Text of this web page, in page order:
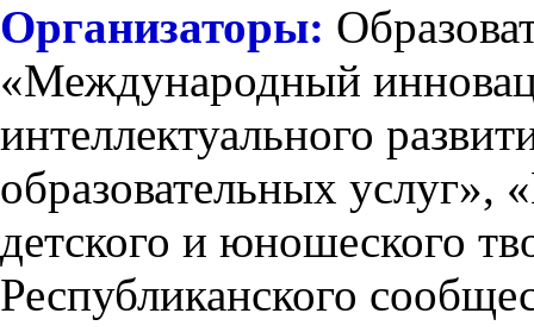
Организаторы:
«Международный
интеллектуального
образовательных
детского и юношеского
Республиканского